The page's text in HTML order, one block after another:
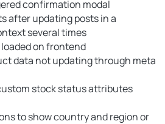
confirmation modal
after updating posts in a
several times
loaded on frontend
data not updating through meta
stock status attributes
to show country and region or